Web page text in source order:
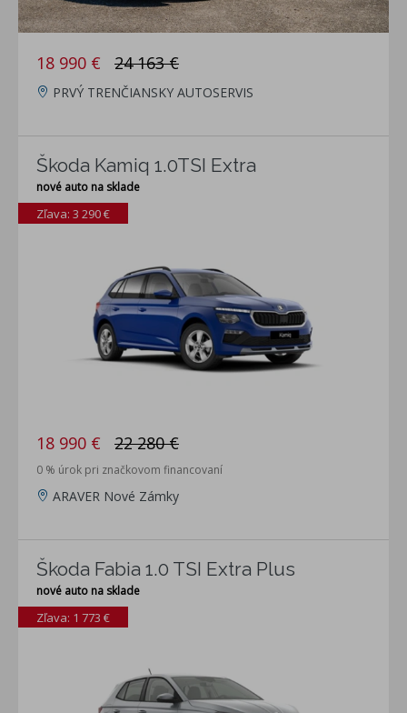
18 990 € 24 163 €
PRVÝ TRENČIANSKY AUTOSERVIS
Škoda Kamiq 1.0TSI Extra
nové auto na sklade
Zľava: 3 290 €
18 990 € 22 280 €
0 % úrok pri značkovom financovaní
ARAVER Nové Zámky
Škoda Fabia 1.0 TSI Extra Plus
nové auto na sklade
Zľava: 1 773 €